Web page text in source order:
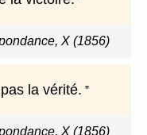
X (1856)
la vérité.
X (1856)